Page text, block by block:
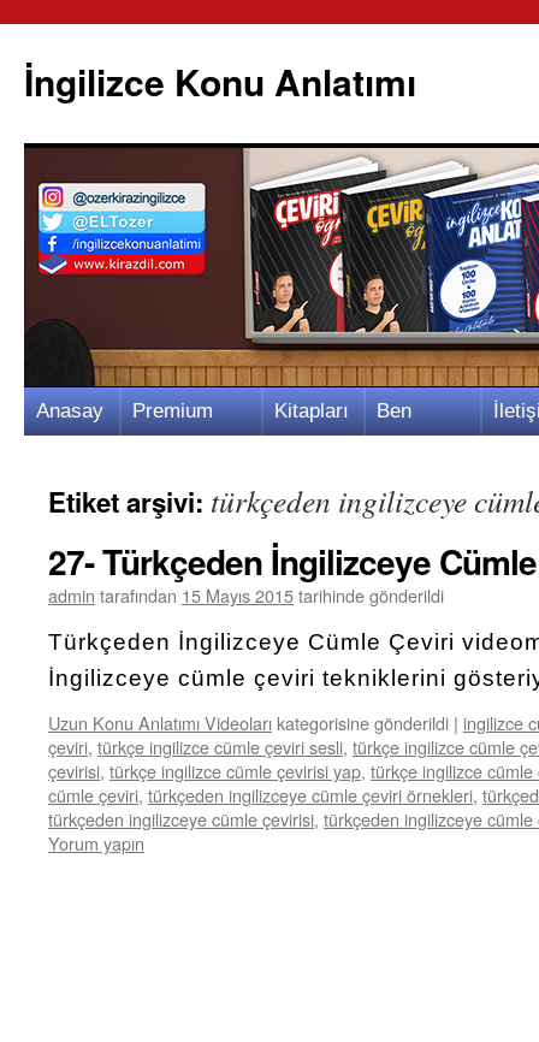
İngilizce Konu Anlatımı
İçeriğe
Anasay Premium Kitapları Ben
Etiket arşivi: türkçeden ingilizceye
27- Türkçeden İngilizceye
admin tarafından 15 Mayıs 2015tarihinde gönderildi
Türkçeden İngilizceye Cümle Çeviri
İngilizceye cümle çeviri tekniklerini
Uzun Konu Anlatımı Videoları kategorisine gönderildi | ingilizce
çeviri, türkçe ingilizce cümle çeviri sesli, türkçe ingilizce cümle
çevirisi, türkçe ingilizce cümle çevirisi yap, türkçe ingilizce
cümle çeviri, türkçeden ingilizceye cümle çeviri örnekleri,
türkçeden ingilizceye cümle çevirisi, türkçeden ingilizceye cümle
Yorum yapın